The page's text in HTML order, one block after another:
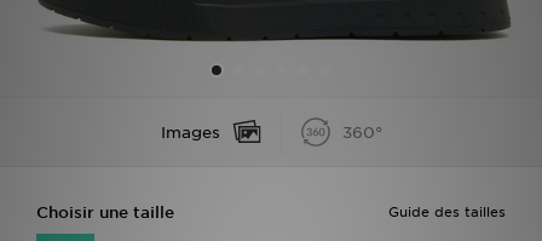
Images 360°
Guide des tailles
Choisir une taille
Service client